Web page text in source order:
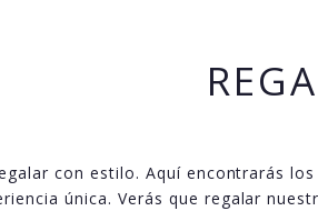
con estilo. Aquí encontrarás
única. Verás que regalar